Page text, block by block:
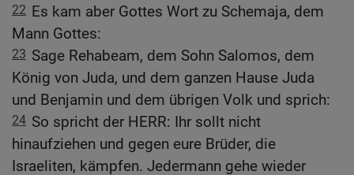
22 Es kam aber Gottes Wort zu Schemaja, dem
Mann Gottes:
23 Sage Rehabeam, dem Sohn Salomos, dem
König von Juda, und dem ganzen Hause Juda
und Benjamin und dem übrigen Volk und sprich:
24 So spricht der HERR: Ihr sollt nicht
hinaufziehen und gegen eure Brüder, die
Israeliten, kämpfen. Jedermann gehe wieder